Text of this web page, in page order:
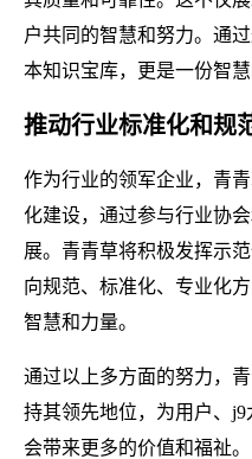
户共同的智慧和努力。通
本知识宝库，更是一份智慧
推动行业标准化和规
作为行业的领军企业，青
化建设，通过参与行业协
展。青青草将积极发挥示
向规范、标准化、专业化
智慧和力量。
通过以上多方面的努力，
持其领先地位，为用户、
会带来更多的价值和福祉。